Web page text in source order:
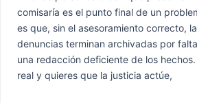
comisaría es el punto final de un
es que, sin el asesoramiento correcto,
denuncias terminan archivadas por
una redacción deficiente de los
real y quieres que la justicia actúe,